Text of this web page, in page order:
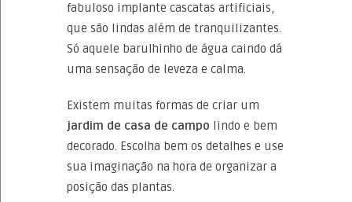
fabuloso implante cascatas artificiais,
que são lindas além de tranquilizantes.
Só aquele barulhinho de água caindo dá
uma sensação de leveza e calma.
Existem muitas formas de criar um
jardim de casa de campo lindo e bem
decorado. Escolha bem os detalhes e use
sua imaginação na hora de organizar a
posição das plantas.